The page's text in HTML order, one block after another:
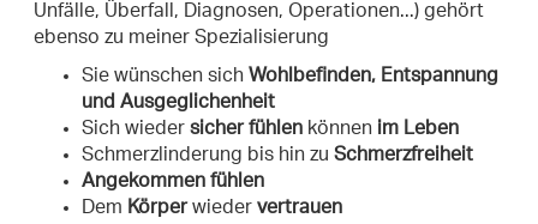
Unfälle, Überfall, Diagnosen, Operationen...) gehört
ebenso zu meiner Spezialisierung
Sie wünschen sich Wohlbefinden, Entspannung
und Ausgeglichenheit
Sich wieder sicher fühlen können im Leben
Schmerzlinderung bis hin zu Schmerzfreiheit
Angekommen fühlen
Dem Körperwieder vertrauen